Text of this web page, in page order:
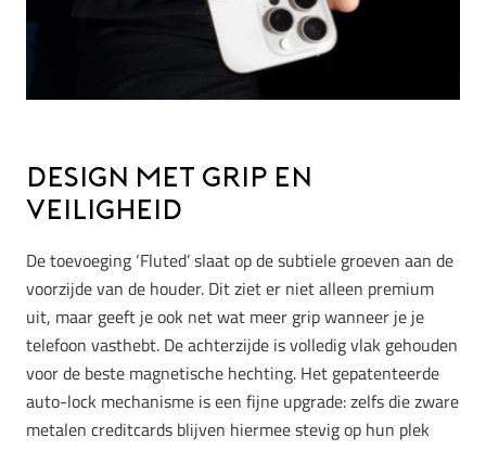
Design met grip en
veiligheid
De toevoeging ‘Fluted’ slaat op de subtiele groeven aan de
voorzijde van de houder. Dit ziet er niet alleen premium
uit, maar geeft je ook net wat meer grip wanneer je je
telefoon vasthebt. De achterzijde is volledig vlak gehouden
voor de beste magnetische hechting. Het gepatenteerde
auto-lock mechanisme is een fijne upgrade: zelfs die zware
metalen creditcards blijven hiermee stevig op hun plek